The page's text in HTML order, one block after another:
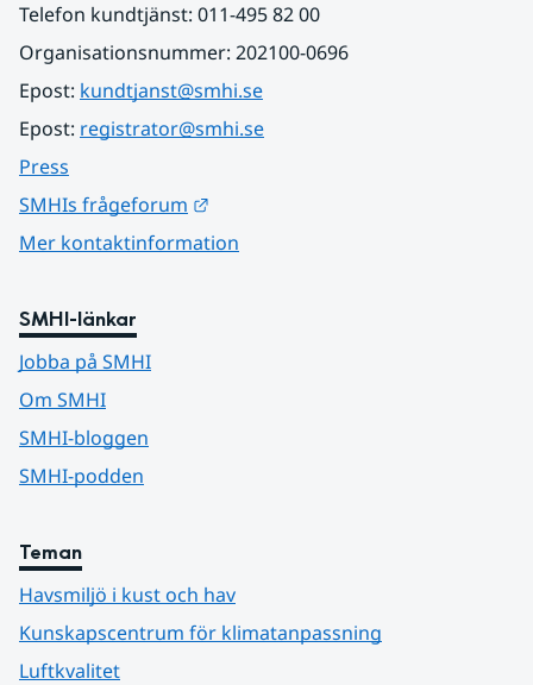
Telefon kundtjänst: 011-495 82 00
Organisationsnummer: 202100-0696
Epost: kundtjanst@smhi.se
Epost: registrator@smhi.se
Press
SMHIs frågeforum
Mer kontaktinformation
SMHI-länkar
Jobba på SMHI
Om SMHI
SMHI-bloggen
SMHI-podden
Teman
Havsmiljö i kust och hav
Kunskapscentrum för klimatanpassning
Luftkvalitet